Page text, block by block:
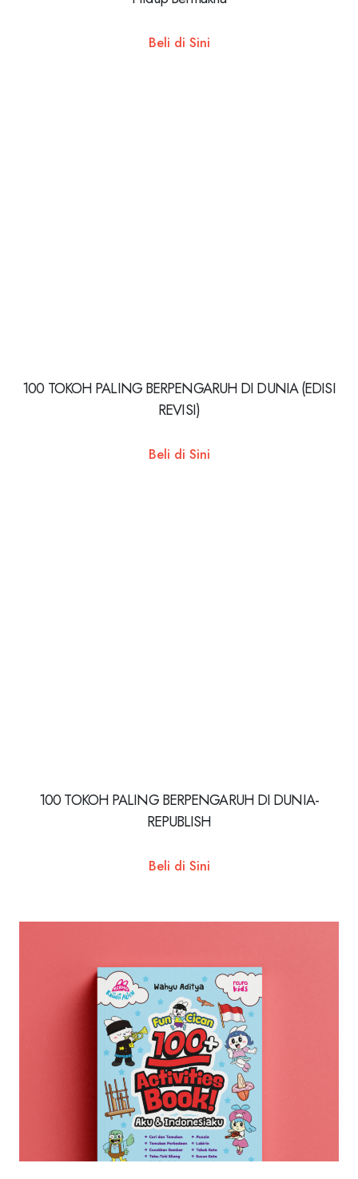
Beli di Sini
100 TOKOH PALING BERPENGARUH DI DUNIA (EDISI
REVISI)
Beli di Sini
100 TOKOH PALING BERPENGARUH DI DUNIA-
REPUBLISH
Beli di Sini